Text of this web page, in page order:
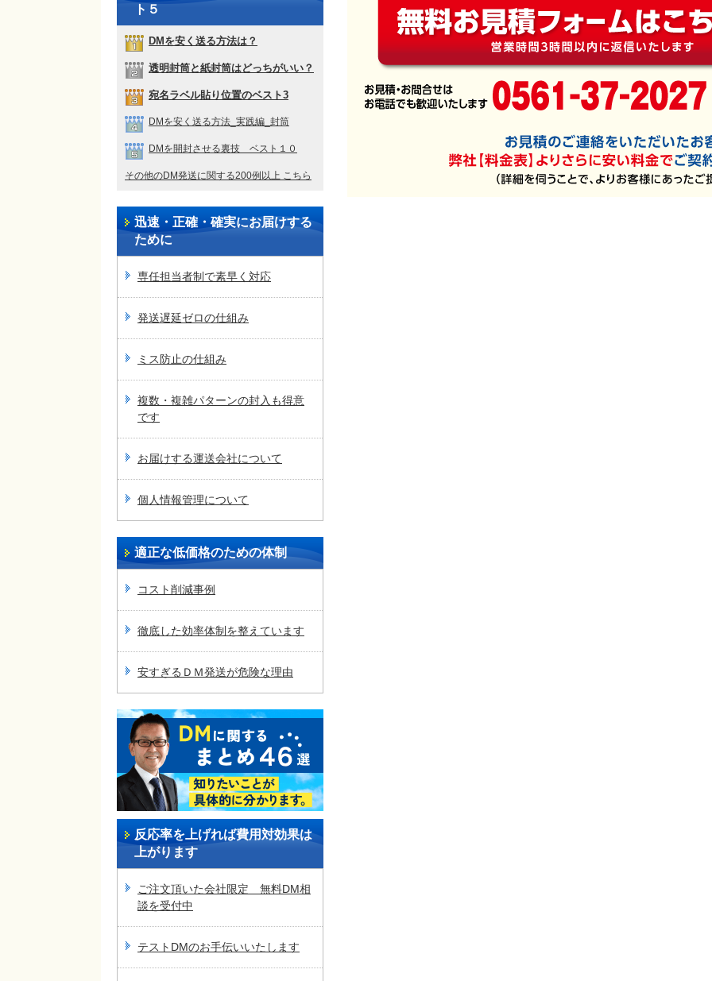
ト５
DMを安く送る方法は？
透明封筒と紙封筒はどっちがいい？
宛名ラベル貼り位置のベスト3
DMを安く送る方法_実践編_封筒
DMを開封させる裏技 ベスト１０
その他のDM発送に関する200例以上 こちら
迅速・正確・確実にお届けする
ために
専任担当者制で素早く対応
発送遅延ゼロの仕組み
ミス防止の仕組み
複数・複雑パターンの封入も得意
です
お届けする運送会社について
個人情報管理について
適正な低価格のための体制
コスト削減事例
徹底した効率体制を整えています
安すぎるＤＭ発送が危険な理由
反応率を上げれば費用対効果は
上がります
ご注文頂いた会社限定 無料DM相
談を受付中
テストDMのお手伝いいたします